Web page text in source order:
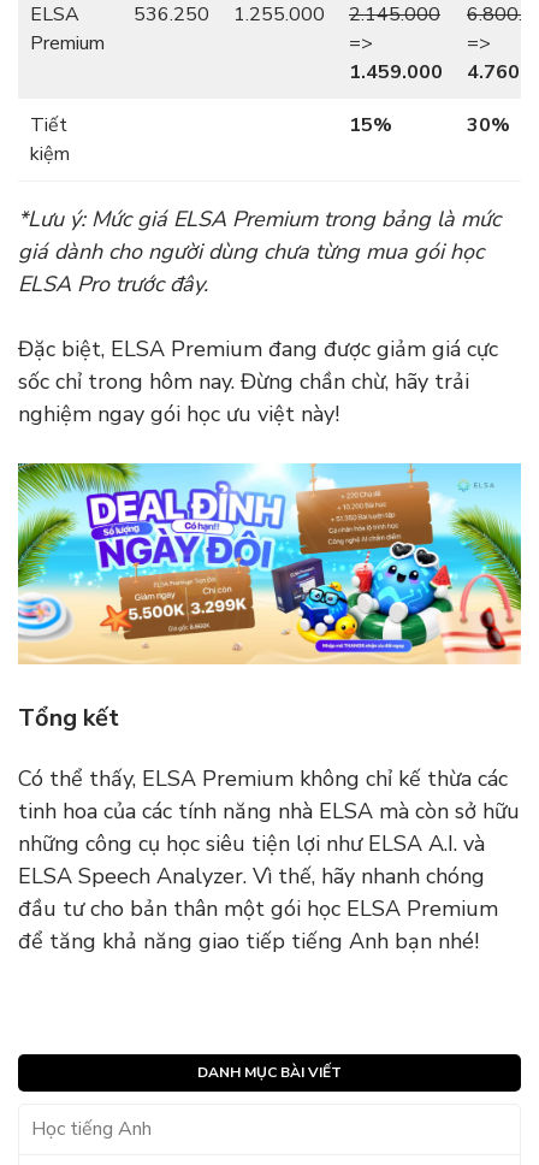
ELSA
Premium
536.250 1.255.000
2.145.000
=>
1.459.000
=>
Tiết
kiệm
15% 30%
*Lưu ý: Mức giá ELSA Premium trong bảng là mức
giá dành cho người dùng chưa từng mua gói học
ELSA Pro trước đây.
Đặc biệt, ELSA Premium đang được giảm giá cực
sốc chỉ trong hôm nay. Đừng chần chừ, hãy trải
nghiệm ngay gói học ưu việt này!
Tổng kết
Có thể thấy, ELSA Premium không chỉ kế thừa các
tinh hoa của các tính năng nhà ELSA mà còn sở hữu
những công cụ học siêu tiện lợi như ELSA A.I. và
ELSA Speech Analyzer. Vì thế, hãy nhanh chóng
đầu tư cho bản thân một gói học ELSA Premium
để tăng khả năng giao tiếp tiếng Anh bạn nhé!
DANH MỤC BÀI VIẾT
Học tiếng Anh